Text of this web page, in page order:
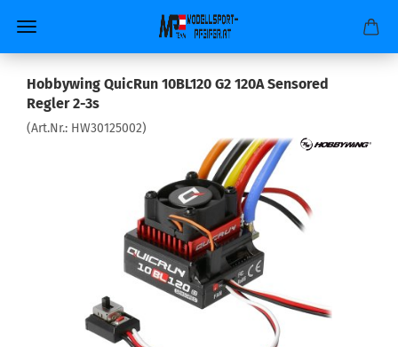
Hobbywing QuicRun 10BL120 G2 120A Sensored
Regler 2-3s
(Art.Nr.: HW30125002)